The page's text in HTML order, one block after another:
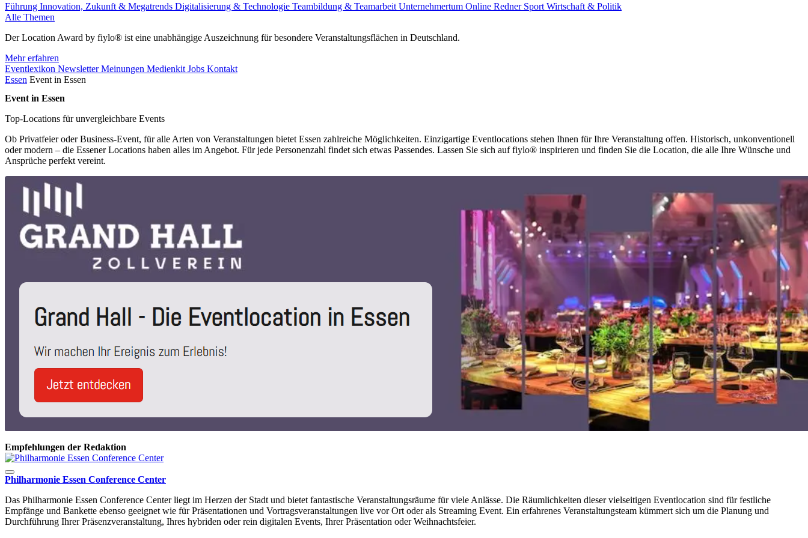
Führung Innovation, Zukunft & Megatrends Digitalisierung & Technologie Teambildung & Teamarbeit Unternehmertum Online Redner Sport Wirtschaft & Politik
Alle Themen
Der Location Award by fiylo® ist eine unabhängige Auszeichnung für besondere Veranstaltungsflächen in Deutschland.
Mehr erfahren
Eventlexikon NewsletterMeinungen Medienkit Jobs Kontakt
Essen Event in Essen
Event in Essen
Top-Locations für unvergleichbare Events
Ob Privatfeier oder Business-Event, für alle Arten von Veranstaltungen bietet Essen zahlreiche Möglichkeiten. Einzigartige Eventlocations stehen Ihnen für Ihre Veranstaltung offen. Historisch, unkonventionell
oder modern – die Essener Locations haben alles im Angebot. Für jede Personenzahl findet sich etwas Passendes. Lassen Sie sich auf fiylo® inspirieren und finden Sie die Location, die alle Ihre Wünsche und
Ansprüche perfekt vereint.
Empfehlungen der Redaktion
Philharmonie Essen Conference Center
Das Philharmonie Essen Conference Center liegt im Herzen der Stadt und bietet fantastische Veranstaltungsräume für viele Anlässe. Die Räumlichkeiten dieser vielseitigen Eventlocation sind für festliche
Empfänge und Bankette ebenso geeignet wie für Präsentationen und Vortragsveranstaltungen live vor Ort oder als Streaming Event. Ein erfahrenes Veranstaltungsteam kümmert sich um die Planung und
Durchführung Ihrer Präsenzveranstaltung, Ihres hybriden oder rein digitalen Events, Ihrer Präsentation oder Weihnachtsfeier.